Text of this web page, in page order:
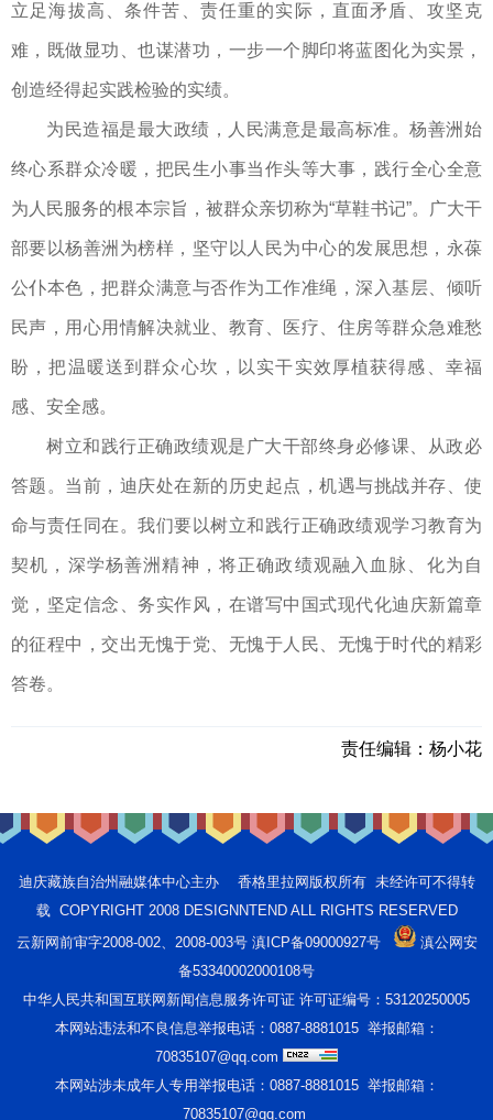
立足海拔高、条件苦、责任重的实际，直面矛盾、攻坚克
难，既做显功、也谋潜功，一步一个脚印将蓝图化为实景，
创造经得起实践检验的实绩。
为民造福是最大政绩，人民满意是最高标准。杨善洲始
终心系群众冷暖，把民生小事当作头等大事，践行全心全意
为人民服务的根本宗旨，被群众亲切称为“草鞋书记”。广大干
部要以杨善洲为榜样，坚守以人民为中心的发展思想，永葆
公仆本色，把群众满意与否作为工作准绳，深入基层、倾听
民声，用心用情解决就业、教育、医疗、住房等群众急难愁
盼，把温暖送到群众心坎，以实干实效厚植获得感、幸福
感、安全感。
树立和践行正确政绩观是广大干部终身必修课、从政必
答题。当前，迪庆处在新的历史起点，机遇与挑战并存、使
命与责任同在。我们要以树立和践行正确政绩观学习教育为
契机，深学杨善洲精神，将正确政绩观融入血脉、化为自
觉，坚定信念、务实作风，在谱写中国式现代化迪庆新篇章
的征程中，交出无愧于党、无愧于人民、无愧于时代的精彩
答卷。
责任编辑： 杨小花
迪庆藏族自治州融媒体中心主办 香格里拉网版权所有 未经许可不得转
载 COPYRIGHT 2008 DESIGNNTEND ALL RIGHTS RESERVED
云新网前审字2008-002、2008-003号 滇ICP备09000927号
滇公网安
备53340002000108号
中华人民共和国互联网新闻信息服务许可证 许可证编号：53120250005
本网站违法和不良信息举报电话：0887-8881015 举报邮箱：
70835107@qq.com
本网站涉未成年人专用举报电话：0887-8881015 举报邮箱：
70835107@qq.com